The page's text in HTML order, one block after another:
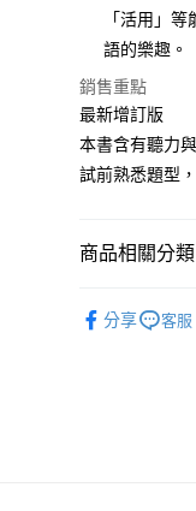
每筆NT$80，
郵局寄送
每筆NT$80，
「活用」
語的樂趣。
銷售重點
最新增訂版
本書含有聽力
試前熟悉題型
商品相關分
分享
客服